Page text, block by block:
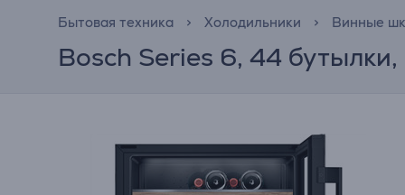
Бытовая техника Холодильники Винные
Bosch Series 6, 44